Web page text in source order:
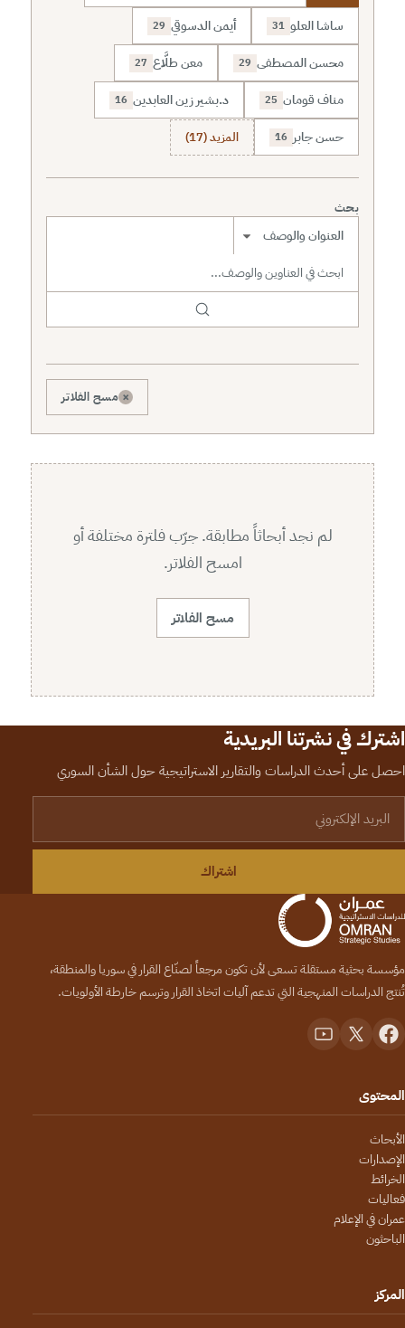
ساشا العلو 31 أيمن الدسوقي 29
محسن المصطفى 29 معن طلَّاع 27
مناف قومان 25 د.بشير زين العابدين 16
حسن جابر 16 المزيد (17)
بحث
نطاق البحث
× مسح الفلاتر
لم نجد أبحاثاً مطابقة. جرّب فلترة مختلفة أو
امسح الفلاتر.
مسح الفلاتر
اشترك في نشرتنا البريدية
احصل على أحدث الدراسات والتقارير الاستراتيجية حول الشأن السوري
اشتراك
مؤسسة بحثية مستقلة تسعى لأن تكون مرجعاً لصنّاع القرار في سوريا والمنطقة،
تُنتج الدراسات المنهجية التي تدعم آليات اتخاذ القرار وترسم خارطة الأولويات.
المحتوى
الأبحاث
الإصدارات
الخرائط
فعاليات
عمران في الإعلام
الباحثون
المركز